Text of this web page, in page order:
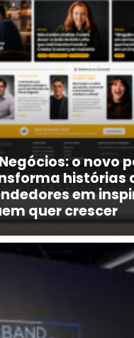
o novo
histórias
em
quer crescer